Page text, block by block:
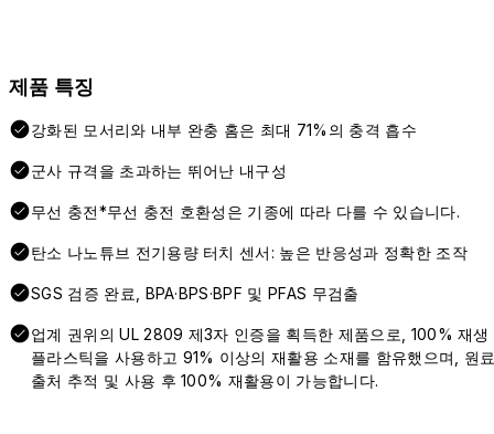
제품 특징
강화된 모서리와 내부 완충 홈은 최대 71%의 충격 흡수
군사 규격을 초과하는 뛰어난 내구성
무선 충전*무선 충전 호환성은 기종에 따라 다를 수 있습니다.
탄소 나노튜브 전기용량 터치 센서: 높은 반응성과 정확한 조작
SGS 검증 완료, BPA·BPS·BPF 및 PFAS 무검출
업계 권위의 UL 2809 제3자 인증을 획득한 제품으로, 100% 재생
플라스틱을 사용하고 91% 이상의 재활용 소재를 함유했으며, 원
출처 추적 및 사용 후 100% 재활용이 가능합니다.